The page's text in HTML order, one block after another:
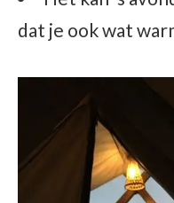
dat je ook wat